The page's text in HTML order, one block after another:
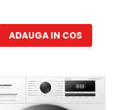
ADAUGA IN COS